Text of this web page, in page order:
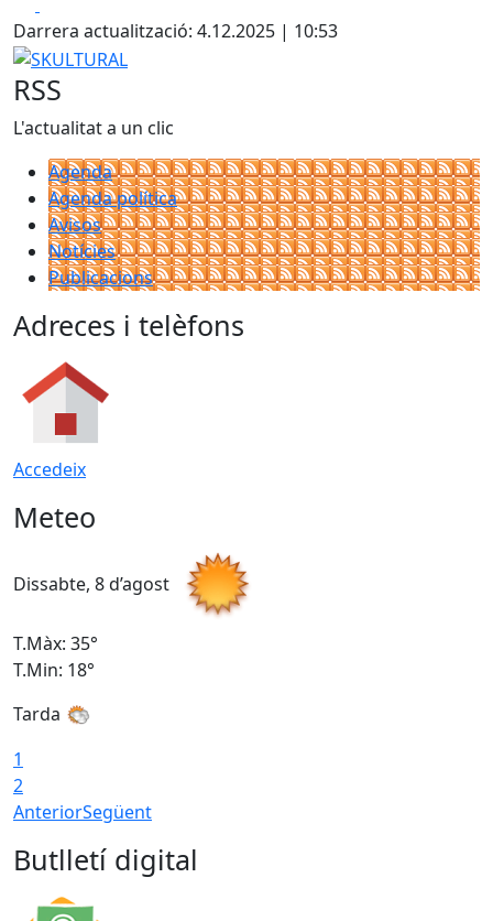
Darrera actualització: 4.12.2025 | 10:53
SKULTURAL
RSS
L'actualitat a un clic
Agenda
Agenda política
Avisos
Notícies
Publicacions
Adreces i telèfons
Accedeix
Meteo
Dissabte, 8 d’agost
T.Màx: 35°
T.Min: 18°
Tarda
1
2
AnteriorSegüent
Butlletí digital